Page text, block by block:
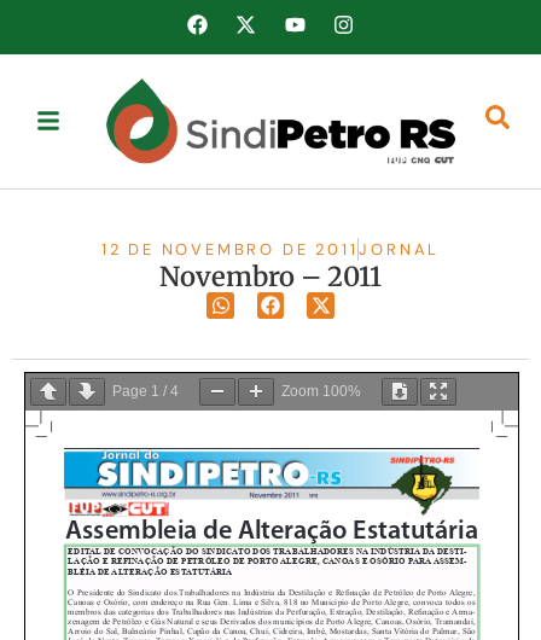
12 DE NOVEMBRO DE 2011 JORNAL
Novembro – 2011
Page 1 / 4 Zoom 100%